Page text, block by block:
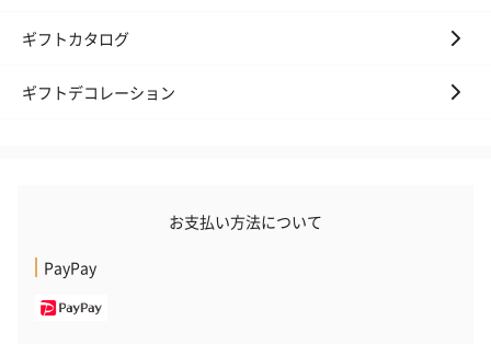
ンク）（1,760円）
ワイト）（
ギフトカタログ
ギフトデコレーション
お支払い方法について
PayPay